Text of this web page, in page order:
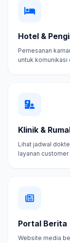
Hotel &
Pemesanan
untuk komunikasi
Klinik &
Lihat jadwal
layanan
Portal Berita
Website media